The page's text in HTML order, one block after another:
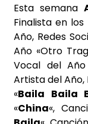
Esta semana
Finalista en los
Año, Redes
Año «Otro
Vocal del Año
Artista del Año,
«Baila Baila
«China«,